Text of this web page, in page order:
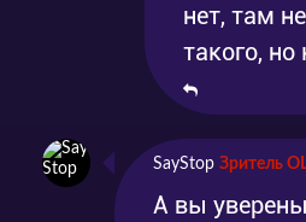
нет, там
такого,
SayStop Зритель
А вы